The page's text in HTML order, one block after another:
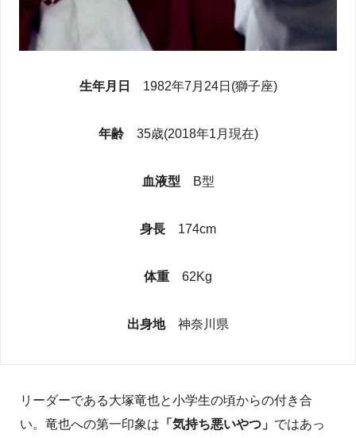
生年月日 1982年7月24日(獅子座)
年齢 35歳(2018年1月現在)
血液型 B型
身長 174cm
体重 62Kg
出身地 神奈川県
リーダーである大塚竜也と小学生の頃からの付き合
い。竜也への第一印象は 「気持ち悪いやつ」 ではあっ